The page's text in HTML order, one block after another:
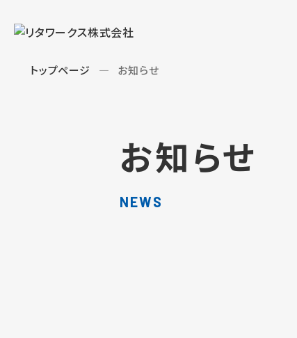
トップページ お知らせ
お知らせ
NEWS